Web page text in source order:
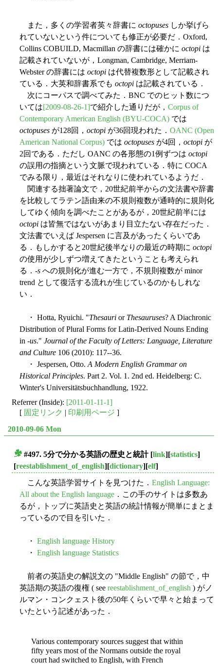
また，多くの学習者英々辞書に octopuses しか挙げら
れていないという件についても修正が必要だ．Oxford,
Collins COBUILD, Macmillan の辞書には確かに octopi は
記載されていないが，Longman, Cambridge, Merriam-
Webster の辞書には octopi は代替複数形として記載され
ている．大英和辞書系でも octopi は記載されている．
次にコーパスで調べてみた．BNC でのヒット数につ
いては[2009-08-26-1]で紹介した通りだが， Corpus of
Contemporary American English (BYU-COCA) では
octopuses が128回， octopi が36回現われた． OANC (Open
American National Corpus) では octopuses が4回， octopi が
2回である．ただし OANC の各形態の1例ずつは octopi
の誤用の指摘という文脈で現われている．特に COCA
でみる限り，最近はそれなりに使われているようだ．
関連する拙著論文で，20世紀前半からの文法書や辞書
を比較してラテン語由来の不規則複数が通時的に規則化
してゆく傾向を調べたことがあるが，20世紀前半には
octopi は皆無ではないがあまり目立たない存在だった．
文法書でいえば Jespersen に言及があったくらいであ
る．もしかすると20世紀後半なりの最近の時期に octopi
の使用が少しずつ増えてきたということも考えられ
る．-s への規則化が進む一方で，不規則複数が minor
trend として復活する流れが生じているのかもしれな
い．
・ Hotta, Ryuichi. "Thesauri or Thesauruses? A Diachronic
Distribution of Plural Forms for Latin-Derived Nouns Ending
in -us." Journal of the Faculty of Letters: Language, Literature
and Culture 106 (2010): 117--36.
・ Jespersen, Otto. A Modern English Grammar on
Historical Principles. Part 2. Vol. 1. 2nd ed. Heidelberg: C.
Winter's Universitätsbuchhandlung, 1922.
Referrer (Inside): [2011-01-11-1]
[ 固定リンク | 印刷用ページ ]
2010-09-06 Mon
#497. 5分で分かる英語の歴史と統計[link][statistics]
[reestablishment_of_english][dictionary][elf]
こんな英語学習サイトを見つけた． English Language:
All about the English language ．この手のサイトは多数あ
るが，トップに英語史と英語の統計情報が簡単にまとま
っているので目を引いた．
・ English language History
・ English language Statistics
前者の英語史の解説文の "Middle English" の節で，中
英語期の英語の復権 ( see reestablishment_of_english ) がノ
ルマン・コンクェスト後の50年くらいで早々と始まって
いたという記述があった．
Various contemporary sources suggest that within
fifty years most of the Normans outside the royal
court had switched to English, with French